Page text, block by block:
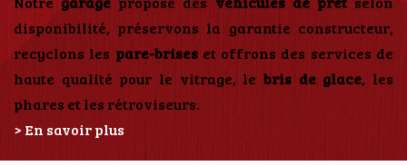
disponibilité, préservons la garantie constructeur,
recyclons les pare-briseset offrons des services de
haute qualité pour le vitrage, le bris de glace, les
phares et les rétroviseurs.
> En savoir plus